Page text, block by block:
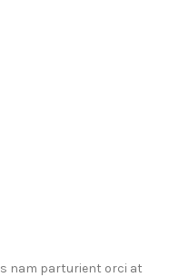
nam parturient orci at